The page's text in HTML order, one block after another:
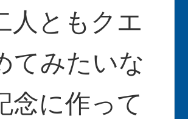
人ともクエ
てみたいな
念に作って